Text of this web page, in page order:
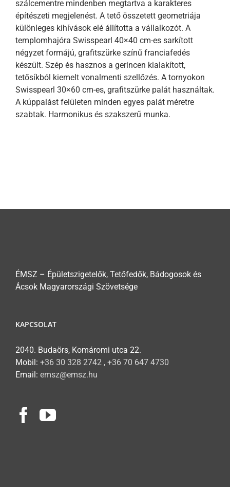
szálcementre mindenben megtartva a karakteres
építészeti megjelenést. A tető összetett geometriája
különleges kihívások elé állította a vállalkozót. A
templomhajóra Swisspearl 40×40 cm-es sarkított
négyzet formájú, grafitszürke színű franciafedés
készült. Szép és hasznos a gerincen kialakított,
tetősíkból kiemelt vonalmenti szellőzés. A tornyokon
Swisspearl 30×60 cm-es, grafitszürke palát használtak.
A kúppalást felületen minden egyes palát méretre
szabtak. Harmonikus és szakszerű munka.
ÉMSZ – Épületszigetelők, Tetőfedők, Bádogosok és
Ácsok Magyarországi Szövetsége
KAPCSOLAT
2040. Budaörs, Komáromi utca 22.
Mobil: +36 30 328 2742 , +36 70 647 4730
Email: emsz@emsz.hu